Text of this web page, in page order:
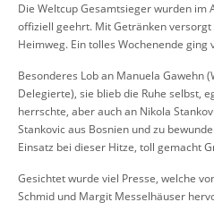
Die Weltcup Gesamtsieger wurden im
offiziell geehrt. Mit Getränken
Heimweg. Ein tolles Wochenende ging
Besonderes Lob an Manuela Gawehn
Delegierte), sie blieb die Ruhe selbst,
herrschte, aber auch an Nikola
Stankovic aus Bosnien und zu
Einsatz bei dieser Hitze, toll gemacht
Gesichtet wurde viel Presse, welche
Schmid und Margit Messelhäuser